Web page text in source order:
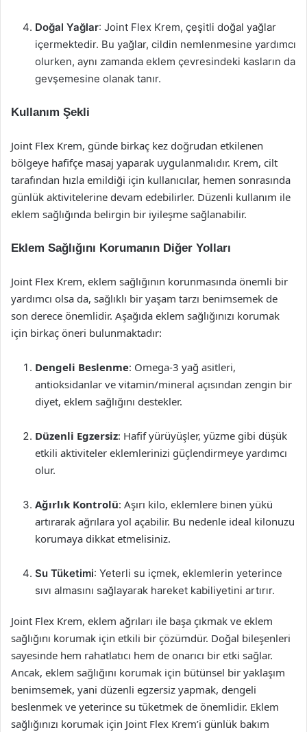
Doğal Yağlar: Joint Flex Krem, çeşitli doğal yağlar
içermektedir. Bu yağlar, cildin nemlenmesine yardımcı
olurken, aynı zamanda eklem çevresindeki kasların da
gevşemesine olanak tanır.
Kullanım Şekli
Joint Flex Krem, günde birkaç kez doğrudan etkilenen
bölgeye hafifçe masaj yaparak uygulanmalıdır. Krem, cilt
tarafından hızla emildiği için kullanıcılar, hemen sonrasında
günlük aktivitelerine devam edebilirler. Düzenli kullanım ile
eklem sağlığında belirgin bir iyileşme sağlanabilir.
Eklem Sağlığını Korumanın Diğer Yolları
Joint Flex Krem, eklem sağlığının korunmasında önemli bir
yardımcı olsa da, sağlıklı bir yaşam tarzı benimsemek de
son derece önemlidir. Aşağıda eklem sağlığınızı korumak
için birkaç öneri bulunmaktadır:
Dengeli Beslenme: Omega-3 yağ asitleri,
antioksidanlar ve vitamin/mineral açısından zengin bir
diyet, eklem sağlığını destekler.
Düzenli Egzersiz: Hafif yürüyüşler, yüzme gibi düşük
etkili aktiviteler eklemlerinizi güçlendirmeye yardımcı
olur.
Ağırlık Kontrolü: Aşırı kilo, eklemlere binen yükü
artırarak ağrılara yol açabilir. Bu nedenle ideal kilonuzu
korumaya dikkat etmelisiniz.
Su Tüketimi: Yeterli su içmek, eklemlerin yeterince
sıvı almasını sağlayarak hareket kabiliyetini artırır.
Joint Flex Krem, eklem ağrıları ile başa çıkmak ve eklem
sağlığını korumak için etkili bir çözümdür. Doğal bileşenleri
sayesinde hem rahatlatıcı hem de onarıcı bir etki sağlar.
Ancak, eklem sağlığını korumak için bütünsel bir yaklaşım
benimsemek, yani düzenli egzersiz yapmak, dengeli
beslenmek ve yeterince su tüketmek de önemlidir. Eklem
sağlığınızı korumak için Joint Flex Krem’i günlük bakım